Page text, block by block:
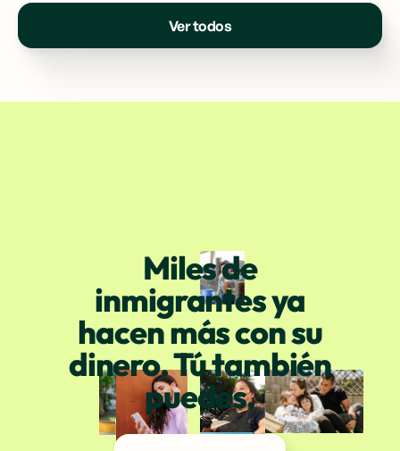
Ver todos
Miles de
inmigrantes ya
hacen más con su
dinero. Tú también
puedes.